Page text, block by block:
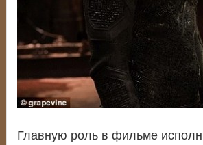
Главную роль в фильме